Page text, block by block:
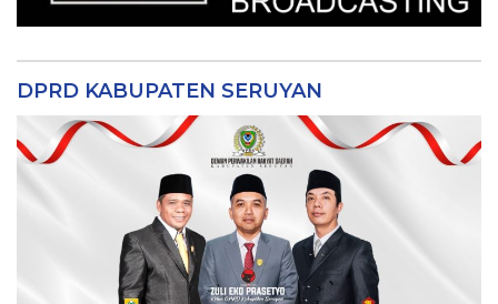
DPRD KABUPATEN SERUYAN